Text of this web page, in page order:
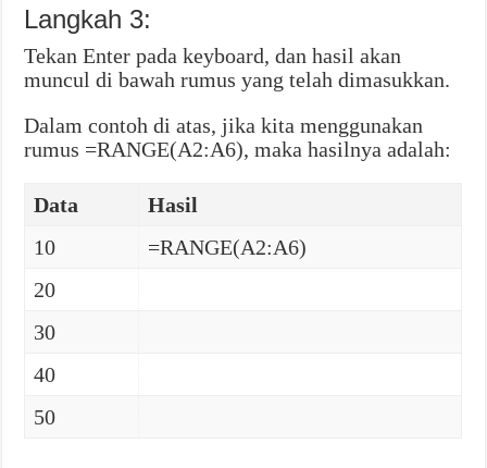
Langkah 3:
Tekan Enter pada keyboard, dan hasil akan
muncul di bawah rumus yang telah dimasukkan.
Dalam contoh di atas, jika kita menggunakan
rumus =RANGE(A2:A6), maka hasilnya adalah:
Data
Hasil
10
=RANGE(A2:A6)
20
30
40
50